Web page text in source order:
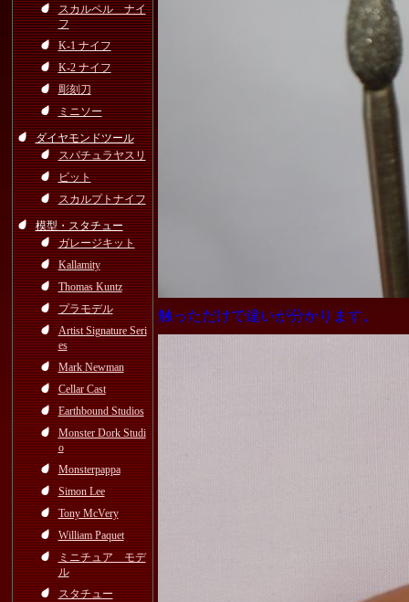
スカルペル ナイ
フ
K-1 ナイフ
K-2 ナイフ
彫刻刀
ミニソー
ダイヤモンドツール
スパチュラヤスリ
ビット
スカルプトナイフ
模型・スタチュー
ガレージキット
Kallamity
Thomas Kuntz
プラモデル
Artist Signature Seri
es
Mark Newman
Cellar Cast
Earthbound Studios
Monster Dork Studi
o
Monsterpappa
Simon Lee
Tony McVery
William Paquet
ミニチュア モデ
ル
スタチュー
触っただけで違いが分かります。